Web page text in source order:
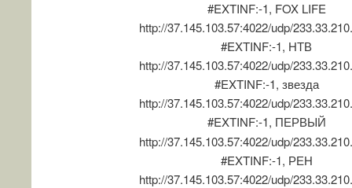
#EXTINF:-1, FOX LIFE
http://37.145.103.57:4022/udp/
#EXTINF:-1, НТВ
http://37.145.103.57:4022/udp/
#EXTINF:-1, звезда
http://37.145.103.57:4022/udp/
#EXTINF:-1, ПЕРВЫЙ
http://37.145.103.57:4022/udp/
#EXTINF:-1, РЕН
http://37.145.103.57:4022/udp/